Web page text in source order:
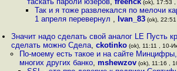
(ok), 17:53
Так и я тоже развлекался по мелочи
1 апреля перевернул , Ivan_83 (ok),
Значит надо сделать свой аналог LE Пусть
сделать можно Сдела,ckotinko (ok), 11:11 , 10-
По-моему есть такое и на сайте
многих других банко, mshewzov(ok), 11:16 ,